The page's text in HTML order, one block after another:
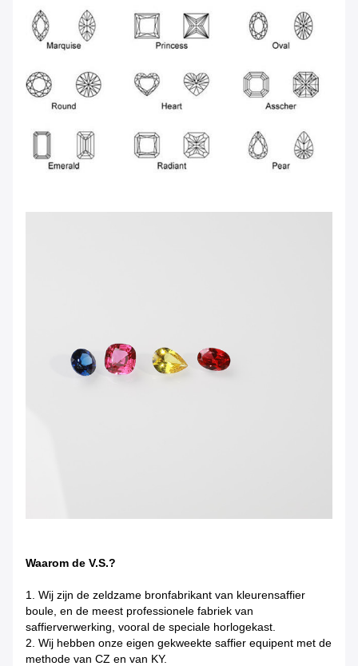
Waarom de V.S.?
1. Wij zijn de zeldzame bronfabrikant van kleurensaffier
boule, en de meest professionele fabriek van
saffierverwerking, vooral de speciale horlogekast.
2. Wij hebben onze eigen gekweekte saffier equipent met de
methode van CZ en van KY.